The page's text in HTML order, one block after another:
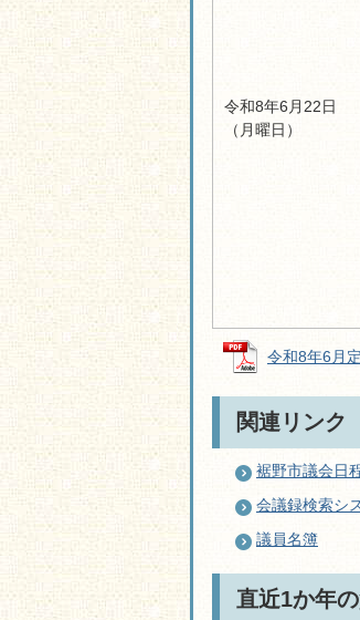
令和8年6月22日
（月曜日）
令和8年6月
関連リンク
裾野市議会日
会議録検索シ
議員名簿
直近1か年